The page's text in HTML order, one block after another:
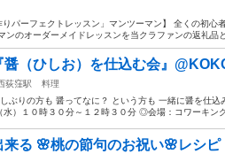
りパーフェクトレッスン」マンツーマン】 全くの初心
ンのオーダーメイドレッスンを当クラファンの返礼品
醤（ひしお）を仕込む会』
荻窪駅
料理
ぶりの方も 醤ってなに？ という方も 一緒に醤を仕
）１０時３０分～１２時３０分 ◎会場：コワーキング
る 🌸桃の節句のお祝い🌸レシピ